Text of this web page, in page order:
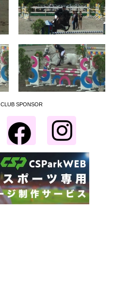
CLUB SPONSOR